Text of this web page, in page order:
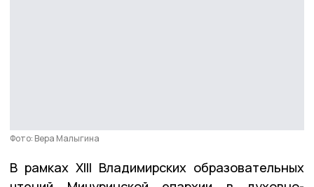
Фото: Вера Малыгина
В рамках ХIII Владимирских образовательных